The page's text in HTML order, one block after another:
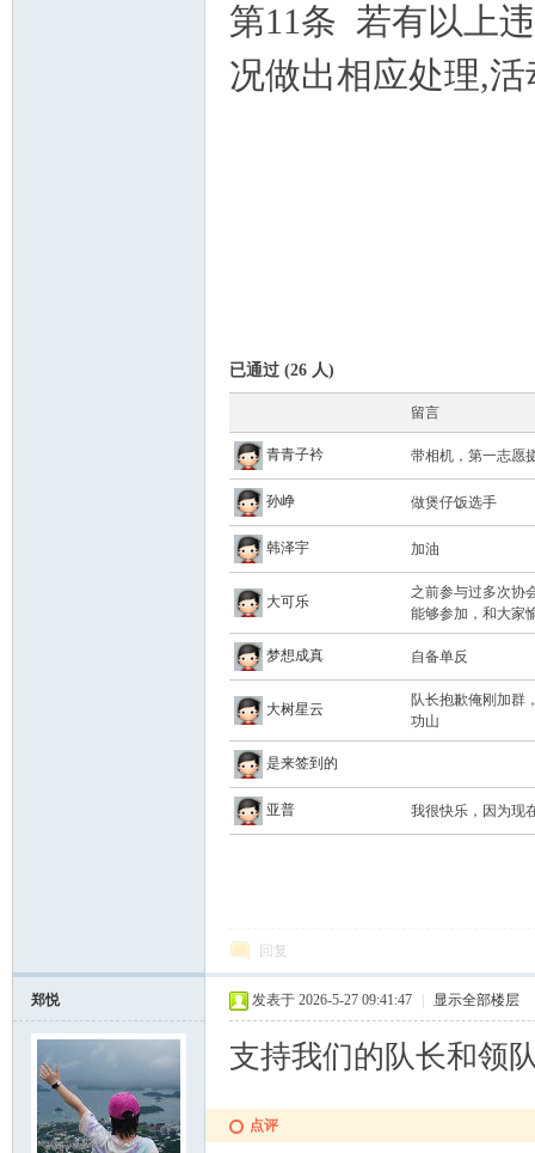
第11条 若有以上
况做出相应处理,
已通过 (26 人)
留言
青青子衿 带相机，第一志愿
孙峥 做煲仔饭选手
韩泽宇 加油
大可乐
之前参与过多次协
能够参加，和大家
梦想成真 自备单反
大树星云
队长抱歉俺刚加群
功山
是来签到的
亚普 我很快乐，因为现
回复
郑悦 发表于 2026-5-27 09:41:47 显示全部楼层
支持我们的队长和领
点评